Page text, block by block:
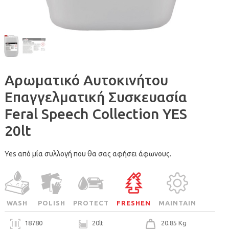
Αρωματικό Αυτοκινήτου
Επαγγελματική Συσκευασία
Feral Speech Collection YES
20lt
Yes από μία συλλογή που θα σας αφήσει άφωνους.
WASH POLISH PROTECT FRESHEN MAINTAIN
18780 20lt 20.85 Kg